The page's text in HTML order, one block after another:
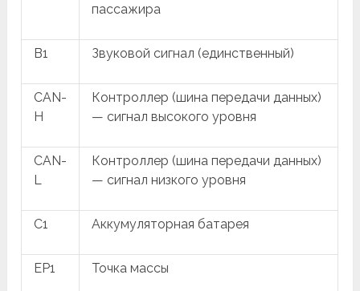
пассажира
B1 Звуковой сигнал (единственный)
CAN-
H
Контроллер (шина передачи данных)
— сигнал высокого уровня
CAN-
L
Контроллер (шина передачи данных)
— сигнал низкого уровня
C1 Аккумуляторная батарея
EP1 Точка массы